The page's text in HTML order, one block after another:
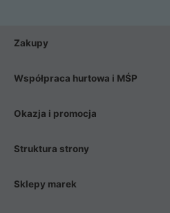
Zakupy
Współpraca hurtowa i MŚP
Okazja i promocja
Struktura strony
Sklepy marek